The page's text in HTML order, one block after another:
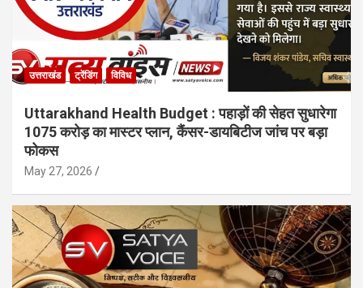
उत्तराखंड ट्रेंडिंग विविध
Uttarakhand Health Budget : पहाड़ों की सेहत सुधारेगा
1075 करोड़ का मास्टर प्लान, कैंसर-डायबिटीज जांच पर बड़ा
फोकस
May 27, 2026